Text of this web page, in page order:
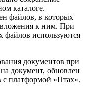
каталоге.
файлов, в которых
к ним. При
файлов используются
документов при
документ, обновлен
с платформой «Птах».